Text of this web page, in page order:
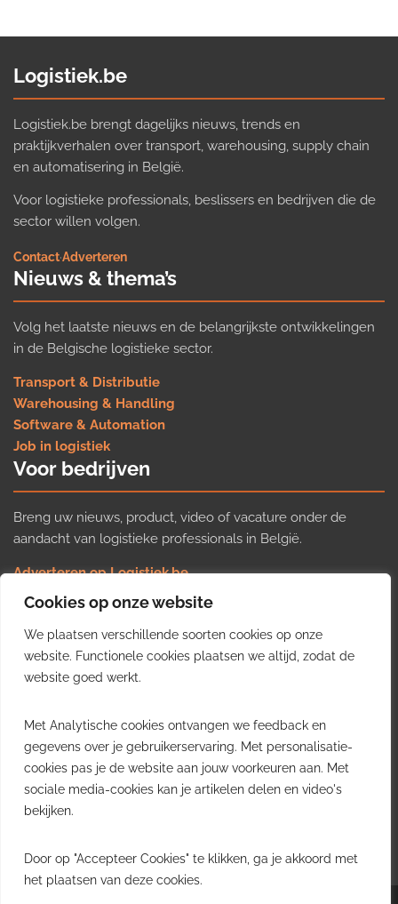
Cookies op onze website
We plaatsen verschillende soorten cookies op onze
website. Functionele cookies plaatsen we altijd, zodat de
website goed werkt.
Met Analytische cookies ontvangen we feedback en
gegevens over je gebruikerservaring. Met personalisatie-
cookies pas je de website aan jouw voorkeuren aan. Met
sociale media-cookies kan je artikelen delen en video's
bekijken.
Door op "Accepteer Cookies" te klikken, ga je akkoord met
het plaatsen van deze cookies.
Logistiek.be
Logistiek.be brengt dagelijks nieuws, trends en
praktijkverhalen over transport, warehousing, supply chain
en automatisering in België.
Voor logistieke professionals, beslissers en bedrijven die de
sector willen volgen.
Contact·Adverteren
Nieuws & thema’s
Volg het laatste nieuws en de belangrijkste ontwikkelingen
in de Belgische logistieke sector.
Transport & Distributie
Warehousing & Handling
Software & Automation
Job in logistiek
Voor bedrijven
Breng uw nieuws, product, video of vacature onder de
aandacht van logistieke professionals in België.
Adverteren op Logistiek.be
Nieuws insturen
Uw video op Logistiek.TV
Job plaatsen
Gratis wekelijkse update
inzichten uit de Belgische logistieke sector in uw inbox.
Ontvang je gratis
wekelijkse update
Uitschrijven kan altijd.